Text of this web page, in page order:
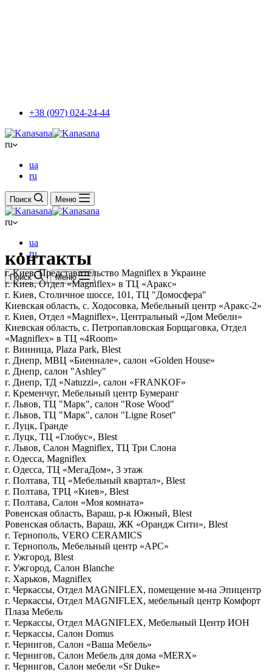
+38 (097) 024-24-44
ru
ua
ru
Поиск Меню
ru
ua
ru
Поиск Меню
контакты
г. Киев, Представительство Magniflex в Украине
г. Киев, Отдел «Magniflex» в ТЦ «Аракс»
г. Киев, Столичное шоссе, 101, ТЦ "Домосфера"
Киевская область, с. Ходосовка, Мебельный центр «Аракс-2»
г. Киев, Отдел «Magniflex», Центральный «Дом Мебели»
Киевская область, с. Петропавловская Борщаговка, Отдел
«Magniflex» в ТЦ «4Room»
г. Винница, Plaza Park, Blest
г. Днепр, МВЦ «Биеннале», салон «Golden House»
г. Днепр, салон "Ashley"
г. Днепр, ТД «Natuzzi», салон «FRANKOF»
г. Кременчуг, Мебельный центр Бумеранг
г. Львов, ТЦ "Марк", салон "Rose Wood"
г. Львов, ТЦ "Марк", салон "Ligne Roset"
г. Луцк, Гранде
г. Луцк, ТЦ «Глобус», Blest
г. Львов, Салон Magniflex, ТЦ Три Слона
г. Одесса, Magniflex
г. Одесса, ТЦ «МегаДом», 3 этаж
г. Полтава, ТЦ «Мебельный квартал», Blest
г. Полтава, ТРЦ «Киев», Blest
г. Полтава, Салон «Моя комната»
Ровенская область, Вараш, р-к Южный, Blest
Ровенская область, Вараш, ЖК «Орандж Сити», Blest
г. Тернополь, VERO CERAMICS
г. Тернополь, Мебельный центр «АРС»
г. Ужгород, Blest
г. Ужгород, Салон Blanche
г. Харьков, Magniflex
г. Черкассы, Отдел MAGNIFLEX, помещение м-на Эпицентр
г. Черкассы, Отдел MAGNIFLEX, мебельный центр Комфорт
Плаза Мебель
г. Черкассы, Отдел MAGNIFLEX, Мебельный Центр ИОН
г. Черкассы, Салон Domus
г. Чернигов, Салон «Ваша Мебель»
г. Чернигов, Салон Мебель для дома «MERX»
г. Чернигов, Салон мебели «Sr Duke»